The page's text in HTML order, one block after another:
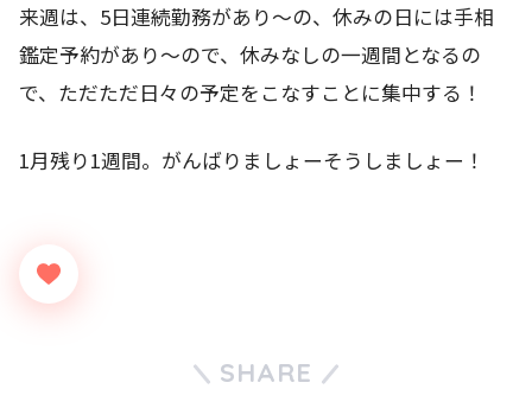
来週は、5日連続勤務があり～の、休みの日には手相
鑑定予約があり～ので、休みなしの一週間となるの
で、ただただ日々の予定をこなすことに集中する！
1月残り1週間。がんばりましょーそうしましょー！
SHARE